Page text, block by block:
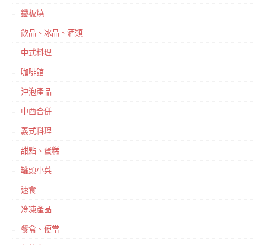
鐵板燒
飲品、冰品、酒類
中式料理
咖啡館
沖泡產品
中西合併
義式料理
甜點、蛋糕
罐頭小菜
速食
冷凍產品
餐盒、便當